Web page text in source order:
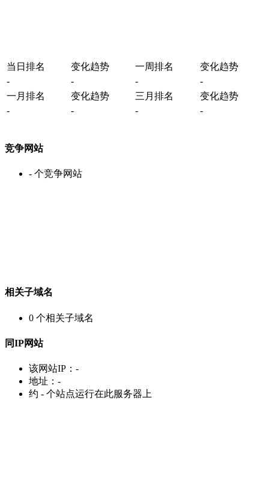
当日排名 变化趋势 一周排名
变化趋势
-
- -
-
一月排名
变化趋势 三月排名
变化趋势
-
- - -
竞争网站
- 个竞争网站
相关子域名
0 个相关子域名
同IP网站
该网站IP： -
地址： -
约 - 个站点运行在此服务器上